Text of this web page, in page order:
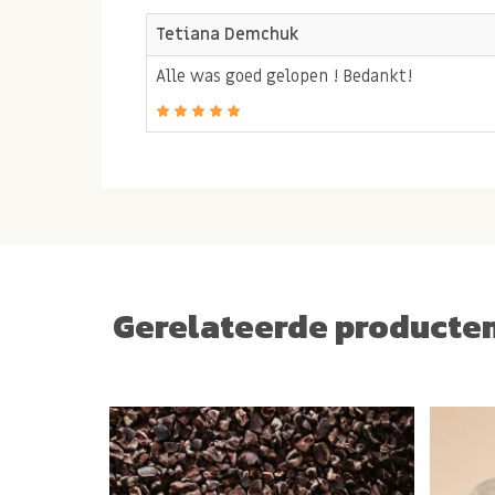
Tetiana Demchuk
Alle was goed gelopen ! Bedankt!
Gerelateerde